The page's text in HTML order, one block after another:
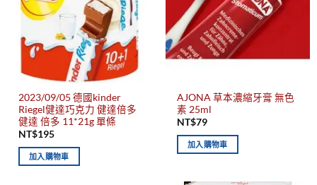
2023/09/05 德國kinder
Riegel健達巧克力 健達倍多
健達 倍多 11*21g 單條
NT$195
加入購物車
AJONA 草本濃縮牙膏 無色
素 25ml
NT$79
加入購物車